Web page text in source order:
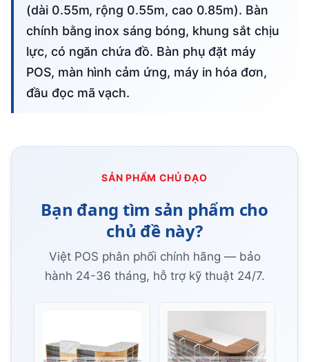
(dài 0.55m, rộng 0.55m, cao 0.85m). Bàn
chính bằng inox sáng bóng, khung sắt chịu
lực, có ngăn chứa đồ. Bàn phụ đặt máy
POS, màn hình cảm ứng, máy in hóa đơn,
đầu đọc mã vạch.
SẢN PHẨM CHỦ ĐẠO
Bạn đang tìm sản phẩm cho
chủ đề này?
Việt POS phân phối chính hãng — bảo
hành 24-36 tháng, hỗ trợ kỹ thuật 24/7.